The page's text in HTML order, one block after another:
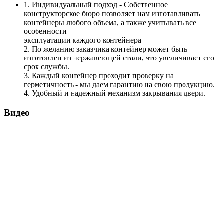
1. Индивидуальный подход - Собственное
конструкторское бюро позволяет нам изготавливать
контейнеры любого объема, а также учитывать все
особенности
эксплуатации каждого контейнера
2. По желанию заказчика контейнер может быть
изготовлен из нержавеющей стали, что увеличивает его
срок службы.
3. Каждый контейнер проходит проверку на
герметичность - мы даем гарантию на свою продукцию.
4. Удобный и надежный механизм закрывания двери.
Видео